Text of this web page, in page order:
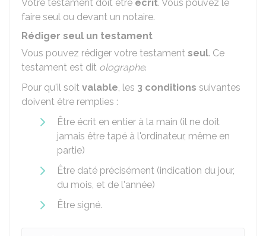
Votre testament doit être écrit. Vous pouvez le
faire seul ou devant un notaire.
Rédiger seul un testament
Vous pouvez rédiger votre testament seul. Ce
testament est dit olographe.
Pour qu'il soit valable, les 3 conditions suivantes
doivent être remplies :
Être écrit en entier à la main (il ne doit
jamais être tapé à l'ordinateur, même en
partie)
Être daté précisément (indication du jour,
du mois, et de l'année)
Être signé.